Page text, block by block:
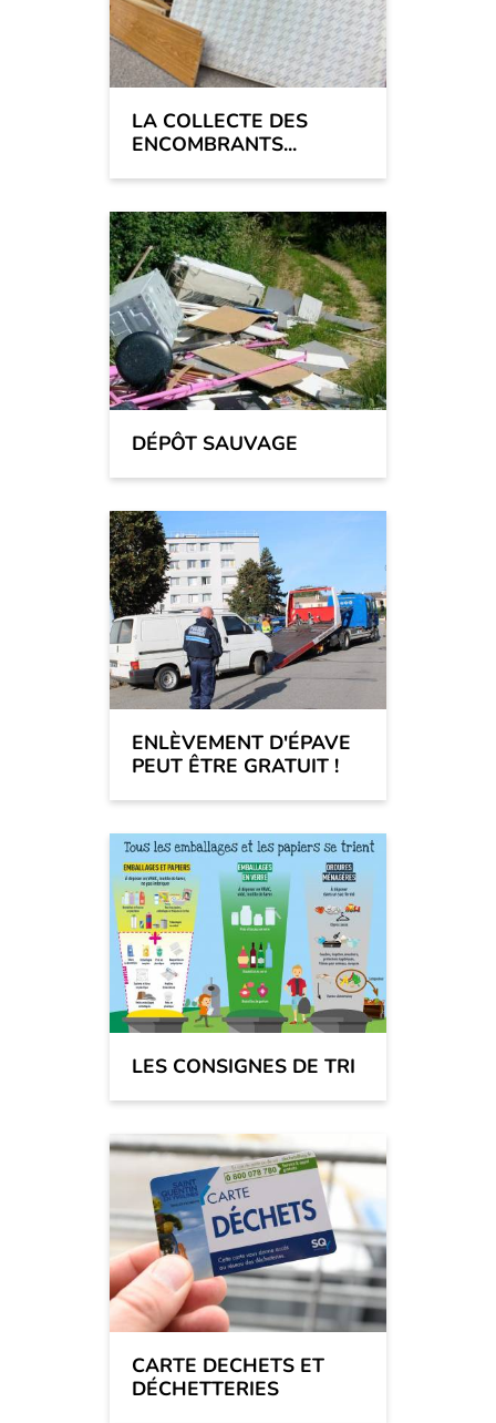
LA COLLECTE DES
ENCOMBRANTS...
DÉPÔT SAUVAGE
ENLÈVEMENT D'ÉPAVE
PEUT ÊTRE GRATUIT !
LES CONSIGNES DE TRI
CARTE DECHETS ET
DÉCHETTERIES